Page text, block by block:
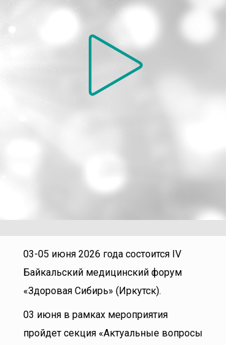
03-05 июня 2026 года состоится IV
Байкальский медицинский форум
«Здоровая Сибирь» (Иркутск).
03 июня в рамках мероприятия
пройдет секция «Актуальные вопросы